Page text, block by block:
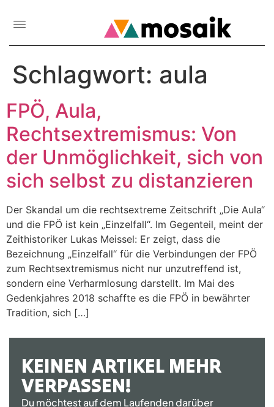
Schlagwort: aula
FPÖ, Aula,
Rechtsextremismus: Von
der Unmöglichkeit, sich von
sich selbst zu distanzieren
Der Skandal um die rechtsextreme Zeitschrift „Die Aula“
und die FPÖ ist kein „Einzelfall“. Im Gegenteil, meint der
Zeithistoriker Lukas Meissel: Er zeigt, dass die
Bezeichnung „Einzelfall“ für die Verbindungen der FPÖ
zum Rechtsextremismus nicht nur unzutreffend ist,
sondern eine Verharmlosung darstellt. Im Mai des
Gedenkjahres 2018 schaffte es die FPÖ in bewährter
Tradition, sich […]
KEINEN ARTIKEL MEHR
VERPASSEN!
Du möchtest auf dem Laufenden darüber